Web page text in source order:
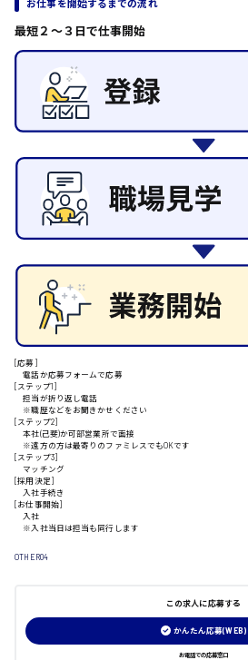
三次市
福岡県
岡山県
月給制すべて
時給1000円～
お仕事を開始するまでの流れ
最短２〜３日で仕事開始
[応募]
電話か応募フォームで応募
[ステップ1]
担当が折り返し電話
※職歴などをお聞きかせください
[ステップ2]
本社(己斐)か可部営業所で面接
※遠方の方は最寄りのファミレスでもOKです
[ステップ3]
マッチング
[採用決定]
入社手続き
[お仕事開始]
入社
※入社当日は担当も同行します
OTHER04
この求人に応募する
かんたん応募(WEB)
お電話での応募窓口